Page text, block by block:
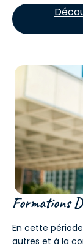
Formations
En cette
autres et à la